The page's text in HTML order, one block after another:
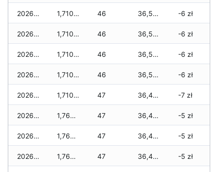
2026-03-04 1,710 zł 46 36,590 zł -6 zł
2026-03-03 1,710 zł 46 36,520 zł -6 zł
2026-03-02 1,710 zł 46 36,520 zł -6 zł
2026-03-01 1,710 zł 46 36,520 zł -6 zł
2026-02-27 1,710 zł 47 36,465 zł -7 zł
2026-02-26 1,760 zł 47 36,465 zł -5 zł
2026-02-25 1,760 zł 47 36,465 zł -5 zł
2026-02-24 1,760 zł 47 36,455 zł -5 zł